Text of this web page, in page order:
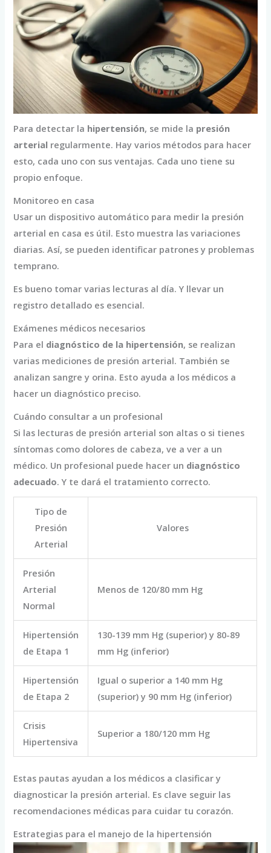
Para detectar la hipertensión, se mide la presión
arterial regularmente. Hay varios métodos para hacer
esto, cada uno con sus ventajas. Cada uno tiene su
propio enfoque.
Monitoreo en casa
Usar un dispositivo automático para medir la presión
arterial en casa es útil. Esto muestra las variaciones
diarias. Así, se pueden identificar patrones y problemas
temprano.
Es bueno tomar varias lecturas al día. Y llevar un
registro detallado es esencial.
Exámenes médicos necesarios
Para el diagnóstico de la hipertensión, se realizan
varias mediciones de presión arterial. También se
analizan sangre y orina. Esto ayuda a los médicos a
hacer un diagnóstico preciso.
Cuándo consultar a un profesional
Si las lecturas de presión arterial son altas o si tienes
síntomas como dolores de cabeza, ve a ver a un
médico. Un profesional puede hacer un diagnóstico
adecuado. Y te dará el tratamiento correcto.
Tipo de
Presión
Arterial
Valores
Presión
Arterial
Normal
Menos de 120/80 mm Hg
Hipertensión
de Etapa 1
130-139 mm Hg (superior) y 80-89
mm Hg (inferior)
Hipertensión
de Etapa 2
Igual o superior a 140 mm Hg
(superior) y 90 mm Hg (inferior)
Crisis
Hipertensiva
Superior a 180/120 mm Hg
Estas pautas ayudan a los médicos a clasificar y
diagnosticar la presión arterial. Es clave seguir las
recomendaciones médicas para cuidar tu corazón.
Estrategias para el manejo de la hipertensión